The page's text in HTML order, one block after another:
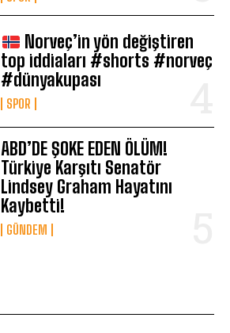
Norveç’in yön değiştiren
top iddiaları #shorts #norveç
#dünyakupası
SPOR
ABD’DE ŞOKE EDEN ÖLÜM!
Türkiye Karşıtı Senatör
Lindsey Graham Hayatını
Kaybetti!
GÜNDEM